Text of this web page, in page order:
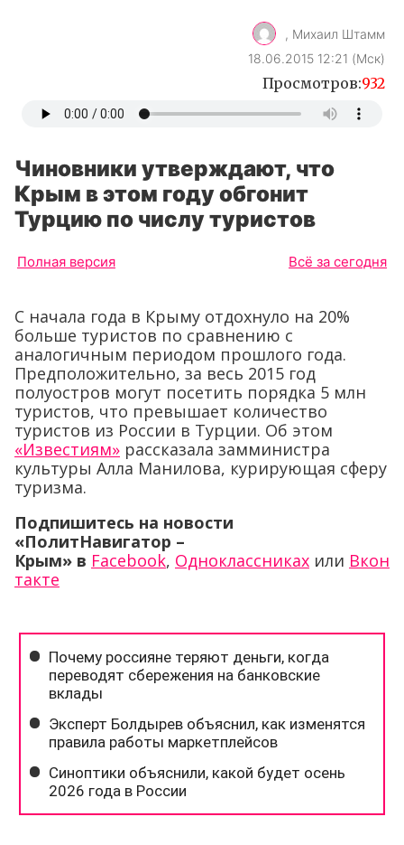
, Михаил Штамм
18.06.2015 12:21 (Мск)
Просмотров:932
Чиновники утверждают, что
Крым в этом году обгонит
Турцию по числу туристов
Полная версия Всё за сегодня
С начала года в Крыму отдохнуло на 20%
больше туристов по сравнению с
аналогичным периодом прошлого года.
Предположительно, за весь 2015 год
полуостров могут посетить порядка 5 млн
туристов, что превышает количество
туристов из России в Турции. Об этом
«Известиям» рассказала замминистра
культуры Алла Манилова, курирующая сферу
туризма.
Подпишитесь на новости
«ПолитНавигатор –
Крым» в Facebook, Одноклассниках или Вкон
такте